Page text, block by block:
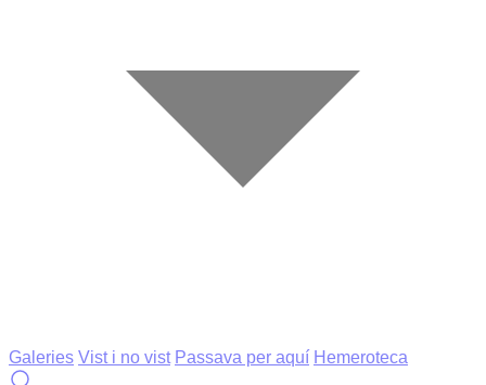
Galeries Vist i no vist Passava per aquí Hemeroteca